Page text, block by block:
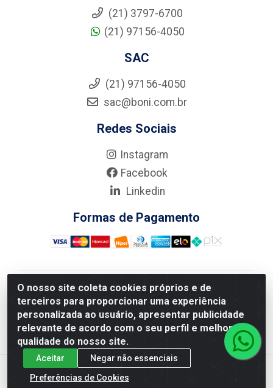
O nosso site coleta cookies próprios e de
terceiros para proporcionar uma experiência
personalizada ao usuário, apresentar publicidade
relevante de acordo com o seu perfil e melhorar a
qualidade do nosso site.
Aceitar
Negar não essenciais
Preferências de Cookies
(21) 3797-6700
(21) 97156-4050
SAC
(21) 97156-4050
sac@boni.com.br
Redes Sociais
Instagram
Facebook
Linkedin
Formas de Pagamento
Nova Boni Distribuidora de Material de Construção LTDA
- Rua Alice Tibiriçá, 330 - Vila Da Penha, Rio de
Janeiro/RJ - CEP: 21.210-110 - CNPJ: 11.003.135/0001-
27